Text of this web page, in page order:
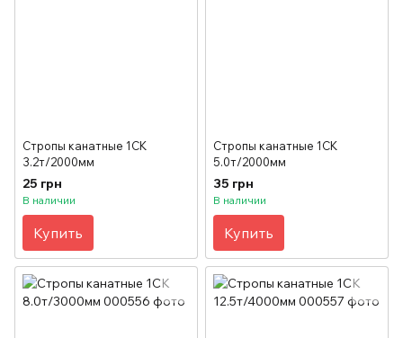
Стропы канатные 1СК
3.2т/2000мм
25 грн
В наличии
Купить
Стропы канатные 1СК
5.0т/2000мм
35 грн
В наличии
Купить